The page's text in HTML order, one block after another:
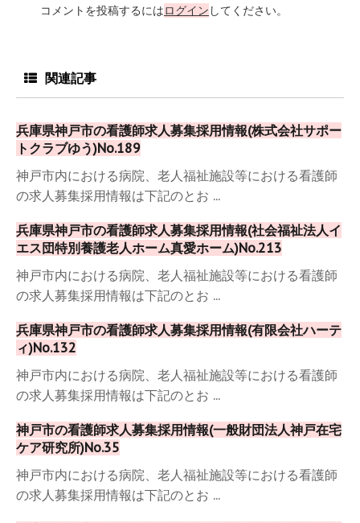
コメントを投稿するにはログイン してください。
関連記事
兵庫県神戸市の看護師求人募集採用情報(株式会社サポー
トクラブゆう)No.189
神戸市内における病院、老人福祉施設等における看護師
の求人募集採用情報は下記のとお ...
兵庫県神戸市の看護師求人募集採用情報(社会福祉法人イ
エス団特別養護老人ホーム真愛ホーム)No.213
神戸市内における病院、老人福祉施設等における看護師
の求人募集採用情報は下記のとお ...
兵庫県神戸市の看護師求人募集採用情報(有限会社ハーテ
ィ)No.132
神戸市内における病院、老人福祉施設等における看護師
の求人募集採用情報は下記のとお ...
神戸市の看護師求人募集採用情報(一般財団法人神戸在宅
ケア研究所)No.35
神戸市内における病院、老人福祉施設等における看護師
の求人募集採用情報は下記のとお ...